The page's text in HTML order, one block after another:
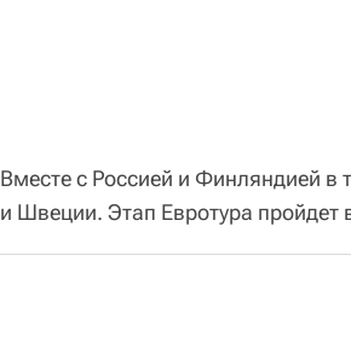
Вместе с Россией и Финляндией в
и Швеции. Этап Евротура пройдет